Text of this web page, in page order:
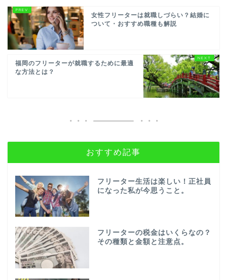
女性フリーターは就職しづらい？結婚に
ついて・おすすめ職種も解説
福岡のフリーターが就職するために最適
な方法とは？
おすすめ記事
フリーター生活は楽しい！正社員
になった私が今思うこと。
フリーターの税金はいくらなの？
その種類と金額と注意点。